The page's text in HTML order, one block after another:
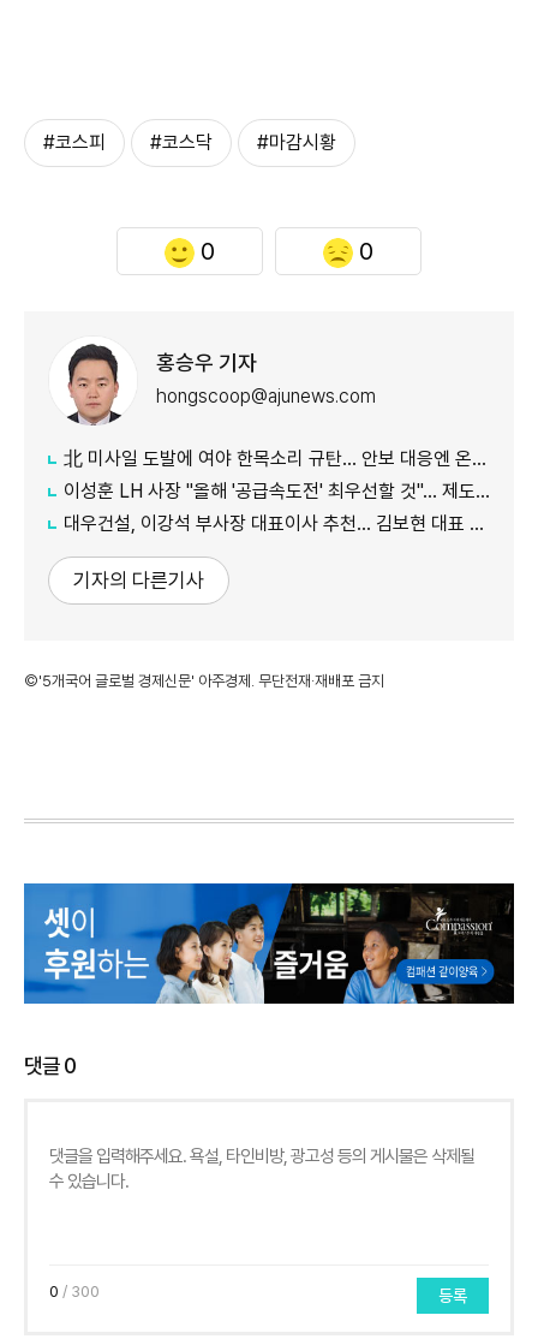
#코스피 #코스닥 #마감시황
0 0
홍승우 기자
hongscoop@ajunews.com
北 미사일 도발에 여야 한목소리 규탄… 안보 대응엔 온도차
이성훈 LH 사장 "올해 '공급속도전' 최우선할 것"… 제도 개선·직원 참여 독려
대우건설, 이강석 부사장 대표이사 추천… 김보현 대표 용퇴
기자의 다른기사
©'5개국어 글로벌 경제신문' 아주경제. 무단전재·재배포 금지
댓글0
0 / 300 등록